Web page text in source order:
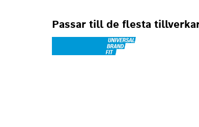
Passar till de flesta